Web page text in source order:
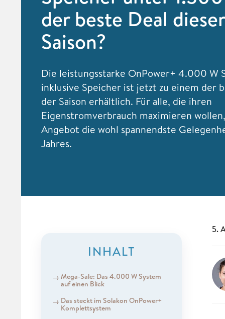
der beste Deal dieser
Saison?
Die leistungsstarke OnPower+ 4.000 W
inklusive Speicher ist jetzt zu einem der
der Saison erhältlich. Für alle, die ihren
Eigenstromverbrauch maximieren
Angebot die wohl spannendste
Jahres.
INHALT
Mega-Sale: Das 4.000 W System
auf einen Blick
Das steckt im Solakon OnPower+
Komplettsystem
5.